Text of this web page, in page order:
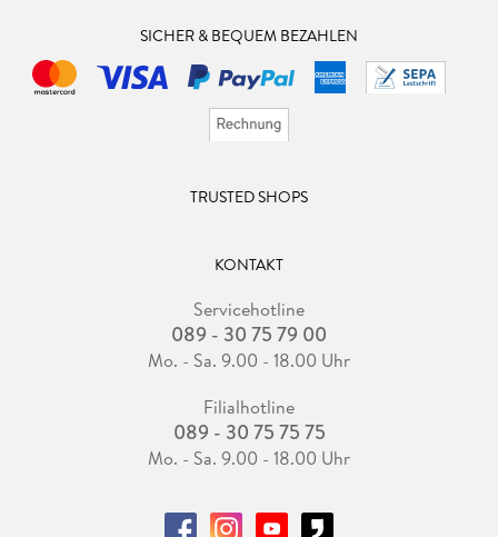
SICHER & BEQUEM BEZAHLEN
TRUSTED SHOPS
KONTAKT
Servicehotline
089 - 30 75 79 00
Mo. - Sa. 9.00 - 18.00 Uhr
Filialhotline
089 - 30 75 75 75
Mo. - Sa. 9.00 - 18.00 Uhr